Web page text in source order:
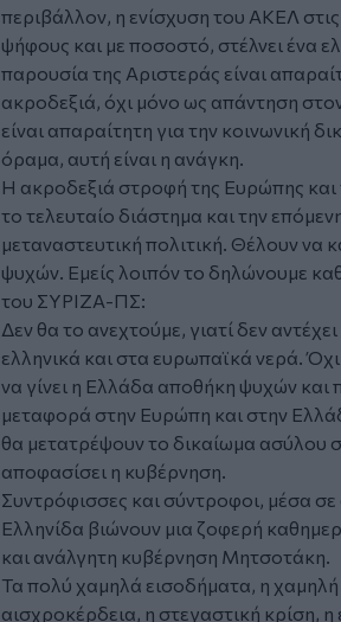
περιβάλλον, η ενίσχυση του ΑΚΕΛ
ψήφους και με ποσοστό, στέλνει ένα
παρουσία της Αριστεράς είναι
ακροδεξιά, όχι μόνο ως απάντηση
είναι απαραίτητη για την κοινωνική
όραμα, αυτή είναι η ανάγκη.
Η ακροδεξιά στροφή της Ευρώπης και
το τελευταίο διάστημα και την
μεταναστευτική πολιτική. Θέλουν να
ψυχών. Εμείς λοιπόν το δηλώνουμε
του ΣΥΡΙΖΑ-ΠΣ:
Δεν θα το ανεχτούμε, γιατί δεν
ελληνικά και στα ευρωπαϊκά νερά.
να γίνει η Ελλάδα αποθήκη ψυχών και
μεταφορά στην Ευρώπη και στην
θα μετατρέψουν το δικαίωμα ασύλου
αποφασίσει η κυβέρνηση.
Συντρόφισσες και σύντροφοι, μέσα
Ελληνίδα βιώνουν μια ζοφερή
και ανάλγητη κυβέρνηση Μητσοτάκη.
Τα πολύ χαμηλά εισοδήματα, η
αισχροκέρδεια, η στεγαστική κρίση,